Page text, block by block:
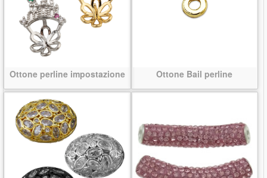
Ottone perline impostazione Ottone Bail perline